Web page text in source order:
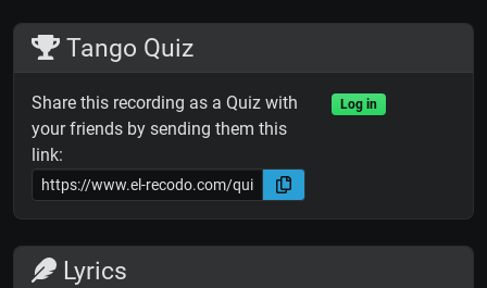
Tango Quiz
Share this recording as a Quiz with
your friends by sending them this
link:
Log in
Lyrics